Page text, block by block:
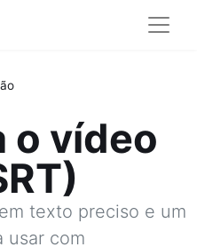
o vídeo
texto preciso e um
usar com